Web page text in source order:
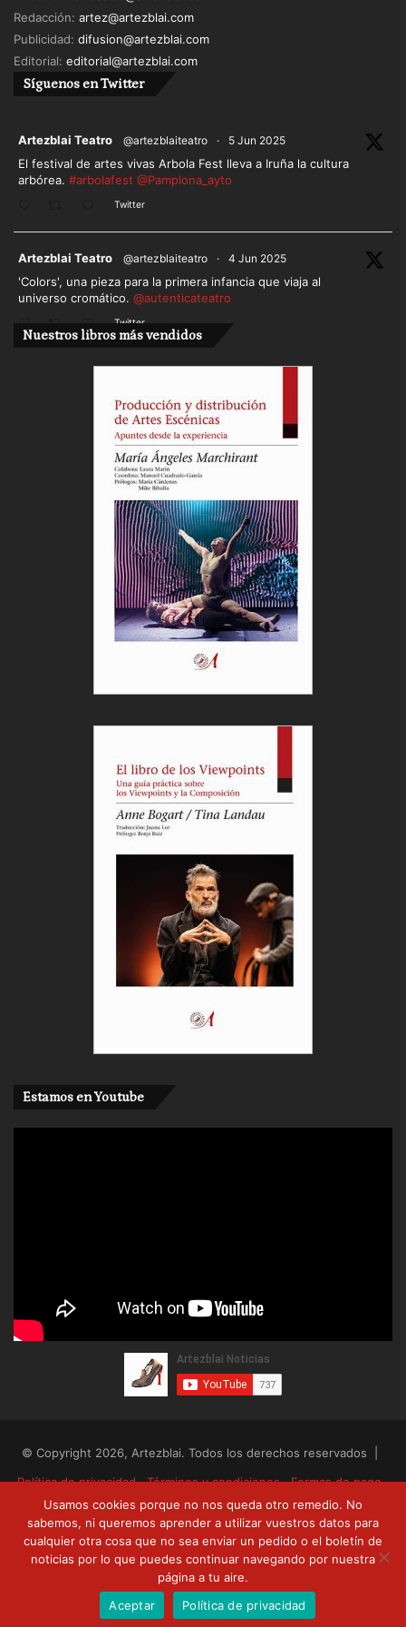
la danza vertical, sin dejar el circo de lado.
Igualmente, ha dirigido, creado, producido y
coreografiado 3 espectáculos de danza vertical,
que han rodado por varios festivales estales e
El taller se celebrará el lunes 16 de septiembre
entre las 18:00 y las 21:00 horas en el Polideportivo
Redacción: artez@artezblai.com
Publicidad: difusion@artezblai.com
Editorial: editorial@artezblai.com
Síguenos en Twitter
Artezblai Teatro @artezblaiteatro · 5 Jun 2025
El festival de artes vivas Arbola Fest lleva a Iruña la cultura
arbórea. #arbolafest @Pamplona_ayto
Twitter
Artezblai Teatro @artezblaiteatro · 4 Jun 2025
'Colors', una pieza para la primera infancia que viaja al
universo cromático. @autenticateatro
Twitter
Cargar más
Nuestros libros más vendidos
Estamos en Youtube
© Copyright 2026, Artezblai. Todos los derechos reservados |
Política de privacidad
Términos y condiciones
Formas de pago
Envíos y devoluciones
RSS Facebook
TwitterYouTube
Usamos cookies porque no nos queda otro remedio. No
sabemos, ni queremos aprender a utilizar vuestros datos para
cualquier otra cosa que no sea enviar un pedido o el boletín de
noticias por lo que puedes continuar navegando por nuestra
página a tu aire.
Aceptar
Política de privacidad